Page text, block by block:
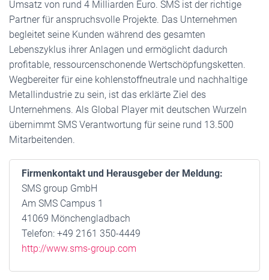
Umsatz von rund 4 Milliarden Euro. SMS ist der richtige
Partner für anspruchsvolle Projekte. Das Unternehmen
begleitet seine Kunden während des gesamten
Lebenszyklus ihrer Anlagen und ermöglicht dadurch
profitable, ressourcenschonende Wertschöpfungsketten.
Wegbereiter für eine kohlenstoffneutrale und nachhaltige
Metallindustrie zu sein, ist das erklärte Ziel des
Unternehmens. Als Global Player mit deutschen Wurzeln
übernimmt SMS Verantwortung für seine rund 13.500
Mitarbeitenden.
Firmenkontakt und Herausgeber der Meldung:
SMS group GmbH
Am SMS Campus 1
41069 Mönchengladbach
Telefon: +49 2161 350-4449
http://www.sms-group.com